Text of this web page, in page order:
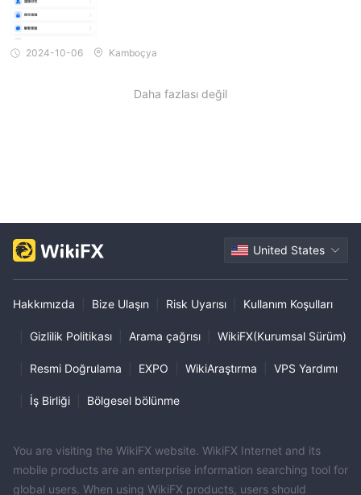
2024-10-06 Kamboçya
Daha fazlası değil
United States
Hakkımızda Bize Ulaşın Risk Uyarısı Kullanım Koşulları
Gizlilik Politikası Arama çağrısı WikiFX(Kurumsal Sürüm)
Resmi Doğrulama EXPO WikiAraştırma VPS Yardımı
İş Birliği Bölgesel bölünme
You are visiting the WikiFX website. WikiFX Internet and its
mobile products are an enterprise information searching tool for
global users. When using WikiFX products, users should